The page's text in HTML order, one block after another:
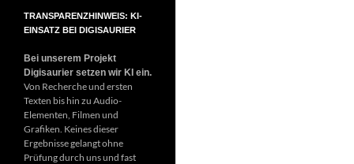
TRANSPARENZHINWEIS: KI-
EINSATZ BEI DIGISAURIER
Bei unserem Projekt
Digisaurier setzen wir KI ein.
Von Recherche und ersten
Texten bis hin zu Audio-
Elementen, Filmen und
Grafiken. Keines dieser
Ergebnisse gelangt ohne
Prüfung durch uns und fast